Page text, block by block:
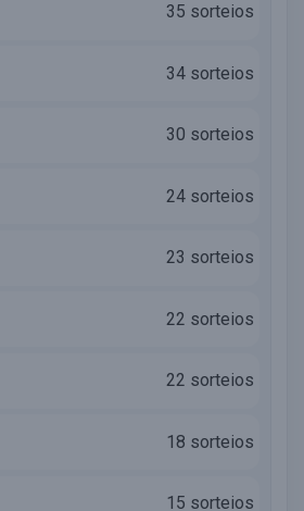
35 sorteios
34 sorteios
30 sorteios
24 sorteios
23 sorteios
22 sorteios
22 sorteios
18 sorteios
15 sorteios